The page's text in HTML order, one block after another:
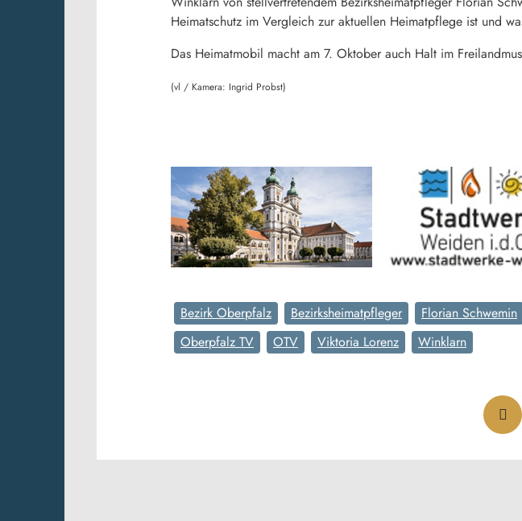
Heimatschutz im Vergleich zur aktuellen Heimatpflege ist und
Das Heimatmobil macht am 7. Oktober auch Halt im
(vl / Kamera: Ingrid Probst)
Bezirk Oberpfalz Bezirksheimatpfleger Florian Schwemin
Oberpfalz TV
OTV Viktoria Lorenz Winklarn